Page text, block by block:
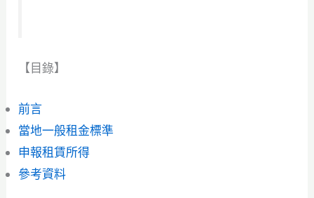
【目錄】
前言
當地一般租金標準
申報租賃所得
參考資料